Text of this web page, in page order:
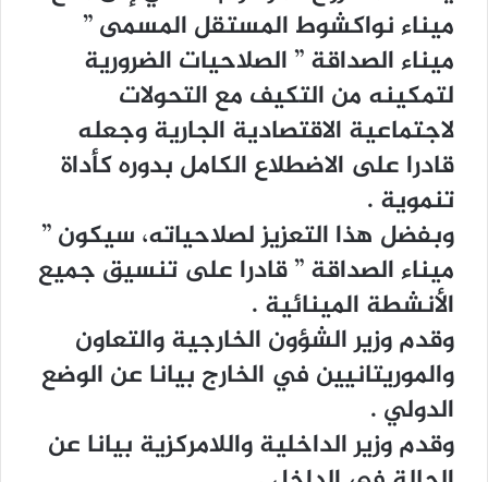
ﻣﻴﻨﺎﺀ ﻧﻮﺍﻛﺸﻮﻁ ﺍﻟﻤﺴﺘﻘﻞ ﺍﻟﻤﺴﻤﻰ ”
ﻣﻴﻨﺎﺀ ﺍﻟﺼﺪﺍﻗﺔ ” ﺍﻟﺼﻼﺣﻴﺎﺕ ﺍﻟﻀﺮﻭﺭﻳﺔ
ﻟﺘﻤﻜﻴﻨﻪ ﻣﻦ ﺍﻟﺘﻜﻴﻒ ﻣﻊ ﺍﻟﺘﺤﻮﻻﺕ
ﻻﺟﺘﻤﺎﻋﻴﺔ ﺍﻻﻗﺘﺼﺎﺩﻳﺔ ﺍﻟﺠﺎﺭﻳﺔ ﻭﺟﻌﻠﻪ
ﻗﺎﺩﺭﺍ ﻋﻠﻰ ﺍﻻﺿﻄﻼﻉ ﺍﻟﻜﺎﻣﻞ ﺑﺪﻭﺭﻩ ﻛﺄﺩﺍﺓ
ﺗﻨﻤﻮﻳﺔ .
ﻭﺑﻔﻀﻞ ﻫﺬﺍ ﺍﻟﺘﻌﺰﻳﺰ ﻟﺼﻼﺣﻴﺎﺗﻪ، ﺳﻴﻜﻮﻥ ”
ﻣﻴﻨﺎﺀ ﺍﻟﺼﺪﺍﻗﺔ ” ﻗﺎﺩﺭﺍ ﻋﻠﻰ ﺗﻨﺴﻴﻖ ﺟﻤﻴﻊ
ﺍﻷﻧﺸﻄﺔ ﺍﻟﻤﻴﻨﺎﺋﻴﺔ .
ﻭﻗﺪﻡ ﻭﺯﻳﺮ ﺍﻟﺸﺆﻭﻥ ﺍﻟﺨﺎﺭﺟﻴﺔ ﻭﺍﻟﺘﻌﺎﻭﻥ
ﻭﺍﻟﻤﻮﺭﻳﺘﺎﻧﻴﻴﻦ ﻓﻲ ﺍﻟﺨﺎﺭﺝ ﺑﻴﺎﻧﺎ ﻋﻦ ﺍﻟﻮﺿﻊ
ﺍﻟﺪﻭﻟﻲ .
ﻭﻗﺪﻡ ﻭﺯﻳﺮ ﺍﻟﺪﺍﺧﻠﻴﺔ ﻭﺍﻟﻼﻣﺮﻛﺰﻳﺔ ﺑﻴﺎﻧﺎ ﻋﻦ